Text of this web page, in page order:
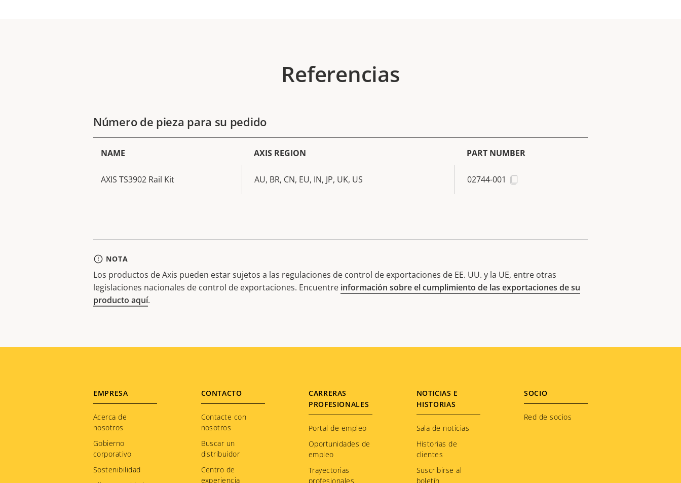
Referencias
Número de pieza para su pedido
NAME AXIS REGION PART NUMBER
AXIS TS3902 Rail Kit AU, BR, CN, EU, IN, JP, UK, US 02744-001
NOTA
Los productos de Axis pueden estar sujetos a las regulaciones de control de exportaciones de EE. UU. y la UE, entre otras
legislaciones nacionales de control de exportaciones. Encuentre información sobre el cumplimiento de las exportaciones de su
producto aquí.
Footer
menu
EMPRESA
Acerca de
nosotros
Gobierno
corporativo
Sostenibilidad
CONTACTO
Contacte con
nosotros
Buscar un
distribuidor
Centro de
experiencia
CARRERAS
PROFESIONALES
Portal de empleo
Oportunidades de
empleo
Trayectorias
profesionales
NOTICIAS E
HISTORIAS
Sala de noticias
Historias de
clientes
Suscribirse al
boletín
SOCIO
Red de socios